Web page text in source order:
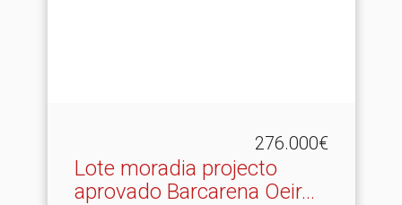
276.000€
Lote moradia projecto
aprovado Barcarena Oeir.​..